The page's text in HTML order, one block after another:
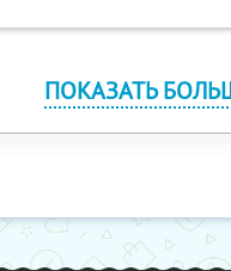
ПОКАЗАТЬ